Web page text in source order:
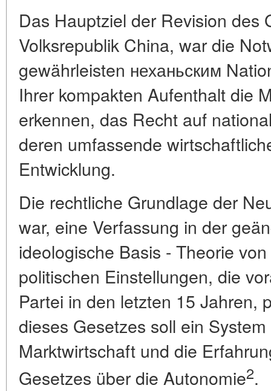
Das Hauptziel der Revision des
Volksrepublik China, war die
gewährleisten неханьским
Ihrer kompakten Aufenthalt die
erkennen, das Recht auf
deren umfassende
Entwicklung.
Die rechtliche Grundlage der
war, eine Verfassung in der
ideologische Basis - Theorie
politischen Einstellungen, die
Partei in den letzten 15 Jahren,
dieses Gesetzes soll ein
Marktwirtschaft und die
Gesetzes über die Autonomie2.